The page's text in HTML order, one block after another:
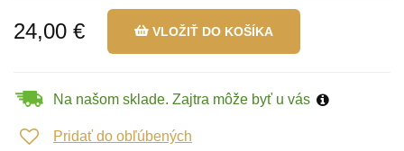
24,00 € VLOŽIŤ DO KOŠÍKA
Na našom sklade. Zajtra môže byť u vás
Pridať do obľúbených